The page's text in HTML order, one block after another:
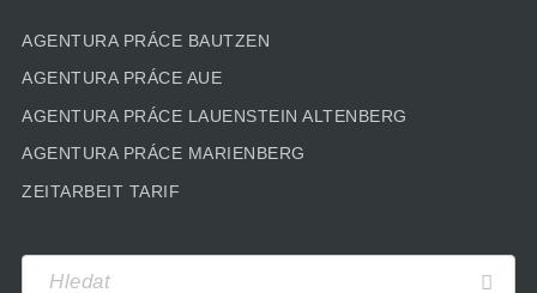
AGENTURA PRÁCE BAUTZEN
AGENTURA PRÁCE AUE
AGENTURA PRÁCE LAUENSTEIN ALTENBERG
AGENTURA PRÁCE MARIENBERG
ZEITARBEIT TARIF